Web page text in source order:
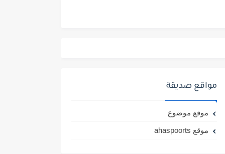
مواقع صديقة
موقع موضوع
موقع ahaspoorts